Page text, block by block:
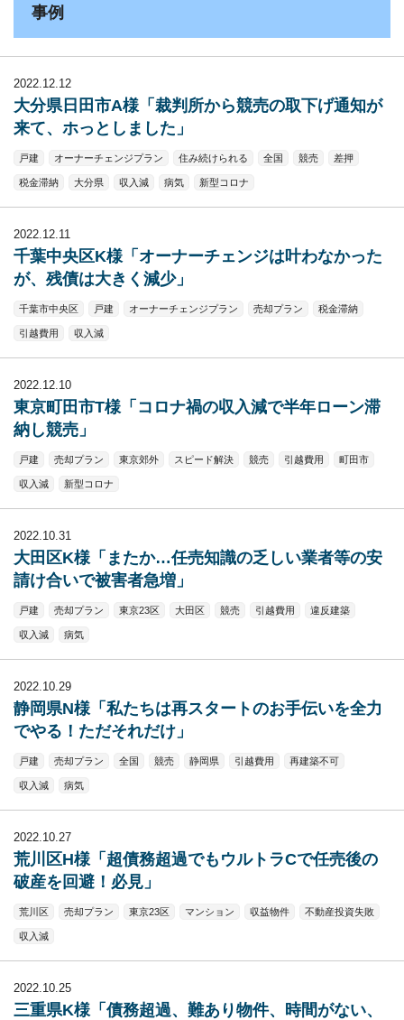
事例
2022.12.12
大分県日田市A様「裁判所から競売の取下げ通知が
来て、ホっとしました」
戸建 オーナーチェンジプラン 住み続けられる 全国 競売 差押
税金滞納 大分県 収入減 病気 新型コロナ
2022.12.11
千葉中央区K様「オーナーチェンジは叶わなかった
が、残債は大きく減少」
千葉市中央区 戸建 オーナーチェンジプラン 売却プラン 税金滞納
引越費用 収入減
2022.12.10
東京町田市T様「コロナ禍の収入減で半年ローン滞
納し競売」
戸建 売却プラン 東京郊外 スピード解決 競売 引越費用 町田市
収入減 新型コロナ
2022.10.31
大田区K様「またか…任売知識の乏しい業者等の安
請け合いで被害者急増」
戸建 売却プラン 東京23区 大田区 競売 引越費用 違反建築
収入減 病気
2022.10.29
静岡県N様「私たちは再スタートのお手伝いを全力
でやる！ただそれだけ」
戸建 売却プラン 全国 競売 静岡県 引越費用 再建築不可
収入減 病気
2022.10.27
荒川区H様「超債務超過でもウルトラCで任売後の
破産を回避！必見」
荒川区 売却プラン 東京23区 マンション 収益物件 不動産投資失敗
収入減
2022.10.25
三重県K様「債務超過、難あり物件、時間がない、